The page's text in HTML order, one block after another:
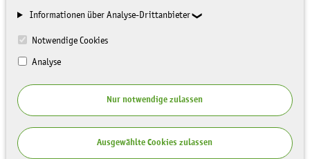
Informationen über Analyse-Drittanbieter
Notwendige Cookies
Analyse
Nur notwendige zulassen
Ausgewählte Cookies zulassen
PRESSEMITTEILUNGEN